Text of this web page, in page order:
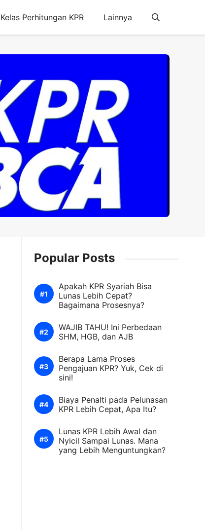
Kelas Perhitungan KPR Lainnya
Popular Posts
Apakah KPR Syariah Bisa
Lunas Lebih Cepat?
Bagaimana Prosesnya?
WAJIB TAHU! Ini Perbedaan
SHM, HGB, dan AJB
Berapa Lama Proses
Pengajuan KPR? Yuk, Cek di
sini!
Biaya Penalti pada Pelunasan
KPR Lebih Cepat, Apa Itu?
Lunas KPR Lebih Awal dan
Nyicil Sampai Lunas. Mana
yang Lebih Menguntungkan?